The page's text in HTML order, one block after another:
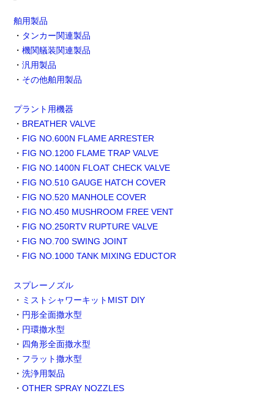
舶用製品
・ タンカー関連製品
・機関艤装関連製品
・汎用製品
・ その他舶用製品
プラント用機器
・ BREATHER VALVE
・ FIG NO.600N FLAME ARRESTER
・ FIG NO.1200 FLAME TRAP VALVE
・ FIG NO.1400N FLOAT CHECK VALVE
・ FIG NO.510 GAUGE HATCH COVER
・ FIG NO.520 MANHOLE COVER
・ FIG NO.450 MUSHROOM FREE VENT
・ FIG NO.250RTV RUPTURE VALVE
・ FIG NO.700 SWING JOINT
・ FIG NO.1000 TANK MIXING EDUCTOR
スプレーノズル
・ ミストシャワーキットMIST DIY
・ 円形全面撒水型
・ 円環撒水型
・ 四角形全面撒水型
・ フラット撒水型
・洗浄用製品
・OTHER SPRAY NOZZLES